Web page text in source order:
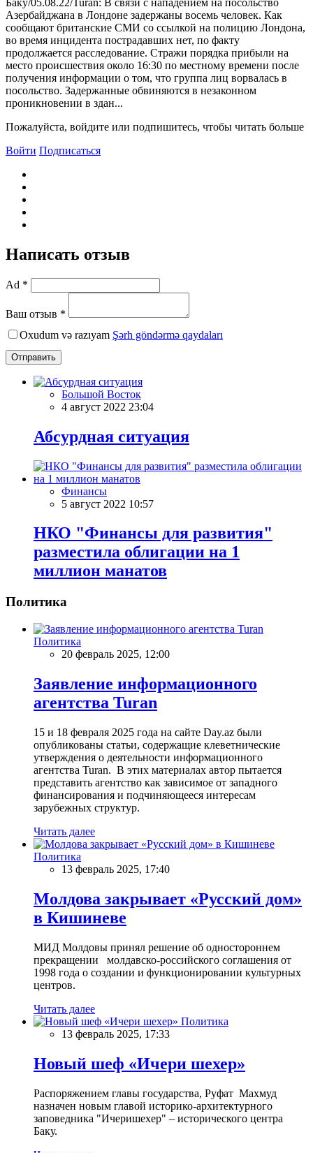
Баку/05.08.22/Turan: В связи с нападением на посольство
Азербайджана в Лондоне задержаны восемь человек. Как
сообщают британские СМИ со ссылкой на полицию Лондона,
во время инцидента пострадавших нет, по факту
продолжается расследование. Стражи порядка прибыли на
место происшествия около 16:30 по местному времени после
получения информации о том, что группа лиц ворвалась в
посольство. Задержанные обвиняются в незаконном
проникновении в здан...
Пожалуйста, войдите или подпишитесь, чтобы читать больше
Войти Подписаться
Написать отзыв
Ad *
Ваш отзыв *
Oxudum və razıyam Şərh göndərmə qaydaları
Отправить
Большой Восток
4 август 2022 23:04
Абсурдная ситуация
Финансы
5 август 2022 10:57
НКО "Финансы для развития"
разместила облигации на 1
миллион манатов
Политика
Политика
20 февраль 2025, 12:00
Заявление информационного
агентства Turan
15 и 18 февраля 2025 года на сайте Day.az были
опубликованы статьи, содержащие клеветнические
утверждения о деятельности информационного
агентства Turan. В этих материалах автор пытается
представить агентство как зависимое от западного
финансирования и подчиняющееся интересам
зарубежных структур.
Читать далее
Политика
13 февраль 2025, 17:40
Молдова закрывает «Русский дом»
в Кишиневе
МИД Молдовы принял решение об одностороннем
прекращении молдавско-российского соглашения от
1998 года о создании и функционировании культурных
центров.
Читать далее
Политика
13 февраль 2025, 17:33
Новый шеф «Ичери шехер»
Распоряжением главы государства, Руфат Махмуд
назначен новым главой историко-архитектурного
заповедника "Ичеришехер" – исторического центра
Баку.